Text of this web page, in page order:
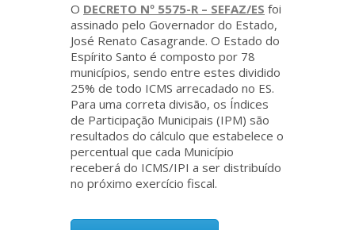
O DECRETO Nº 5575-R – SEFAZ/ES foi
assinado pelo Governador do Estado,
José Renato Casagrande. O Estado do
Espírito Santo é composto por 78
municípios, sendo entre estes dividido
25% de todo ICMS arrecadado no ES.
Para uma correta divisão, os Índices
de Participação Municipais (IPM) são
resultados do cálculo que estabelece o
percentual que cada Município
receberá do ICMS/IPI a ser distribuído
no próximo exercício fiscal.